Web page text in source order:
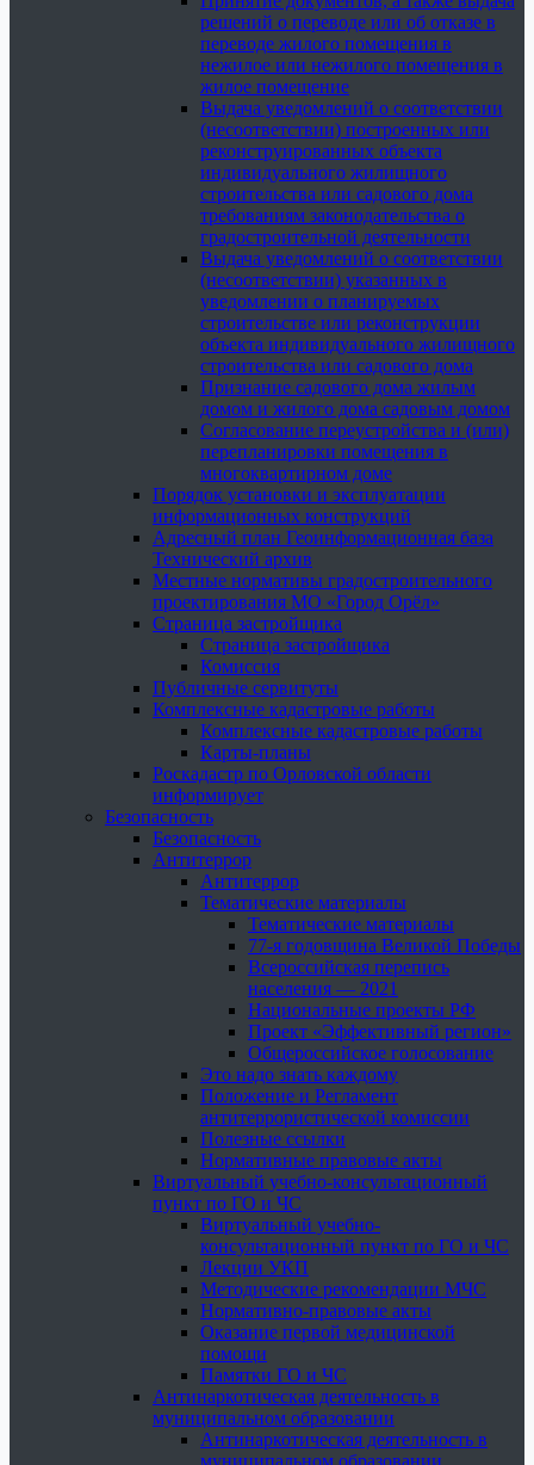
решений о переводе или об отказе в
переводе жилого помещения в
нежилое или нежилого помещения в
жилое помещение
Выдача уведомлений о соответствии
(несоответствии) построенных или
реконструированных объекта
индивидуального жилищного
строительства или садового дома
требованиям законодательства о
градостроительной деятельности
Выдача уведомлений о соответствии
(несоответствии) указанных в
уведомлении о планируемых
строительстве или реконструкции
объекта индивидуального жилищного
строительства или садового дома
Признание садового дома жилым
домом и жилого дома садовым домом
Согласование переустройства и (или)
перепланировки помещения в
многоквартирном доме
Порядок установки и эксплуатации
информационных конструкций
Адресный план Геоинформационная база
Технический архив
Местные нормативы градостроительного
проектирования МО «Город Орёл»
Страница застройщика
Страница застройщика
Комиссия
Публичные сервитуты
Комплексные кадастровые работы
Комплексные кадастровые работы
Карты-планы
Роскадастр по Орловской области
информирует
Безопасность
Безопасность
Антитеррор
Антитеррор
Тематические материалы
Тематические материалы
77-я годовщина Великой Победы
Всероссийская перепись
населения — 2021
Национальные проекты РФ
Проект «Эффективный регион»
Общероссийское голосование
Это надо знать каждому
Положение и Регламент
антитеррористической комиссии
Полезные ссылки
Нормативные правовые акты
Виртуальный учебно-консультационный
пункт по ГО и ЧС
Виртуальный учебно-
консультационный пункт по ГО и ЧС
Лекции УКП
Методические рекомендации МЧС
Нормативно-правовые акты
Оказание первой медицинской
помощи
Памятки ГО и ЧС
Антинаркотическая деятельность в
муниципальном образовании
Антинаркотическая деятельность в
муниципальном образовании